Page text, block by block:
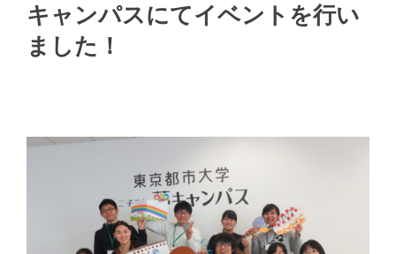
キャンパスにてイベントを行い
ました！